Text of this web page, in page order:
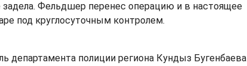
задела. Фельдшер перенес операцию и в настоящее
под круглосуточным контролем.
департамента полиции региона Кундыз Бугенбаева